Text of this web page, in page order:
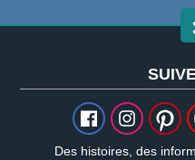
Des histoires, des